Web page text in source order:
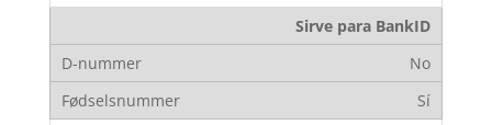
Sirve para BankID
No
Sí